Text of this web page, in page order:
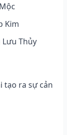
Kim
Thủy
tạo ra sự cản